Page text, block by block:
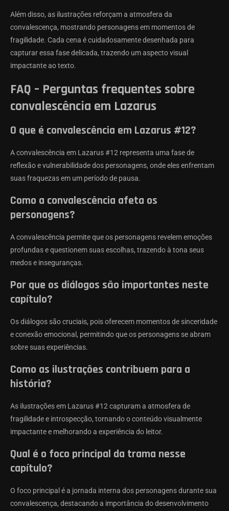
Além disso, as ilustrações reforçam a atmosfera da
convalescença, mostrando personagens em momentos de
fragilidade. Cada cena é cuidadosamente desenhada para
capturar essa fase delicada, trazendo um aspecto visual
impactante ao texto.
FAQ – Perguntas frequentes sobre
convalescência em Lazarus
O que é convalescência em Lazarus #12?
A convalescência em Lazarus #12 representa uma fase de
reflexão e vulnerabilidade dos personagens, onde eles enfrentam
suas fraquezas em um período de pausa.
Como a convalescência afeta os
personagens?
A convalescência permite que os personagens revelem emoções
profundas e questionem suas escolhas, trazendo à tona seus
medos e inseguranças.
Por que os diálogos são importantes neste
capítulo?
Os diálogos são cruciais, pois oferecem momentos de sinceridade
e conexão emocional, permitindo que os personagens se abram
sobre suas experiências.
Como as ilustrações contribuem para a
história?
As ilustrações em Lazarus #12 capturam a atmosfera de
fragilidade e introspecção, tornando o conteúdo visualmente
impactante e melhorando a experiência do leitor.
Qual é o foco principal da trama nesse
capítulo?
O foco principal é a jornada interna dos personagens durante sua
convalescença, destacando a importância do desenvolvimento